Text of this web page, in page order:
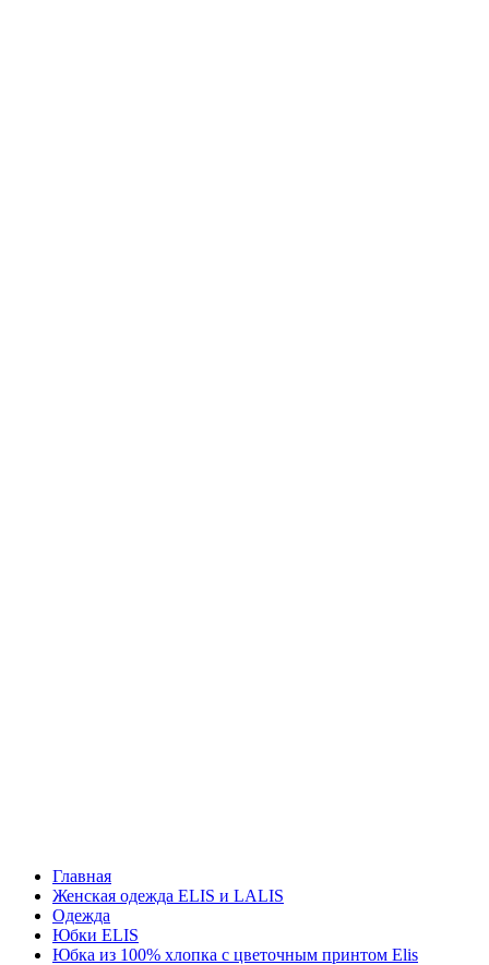
Главная
Женская одежда ELIS и LALIS
Одежда
Юбки ELIS
Юбка из 100% хлопка с цветочным принтом Elis